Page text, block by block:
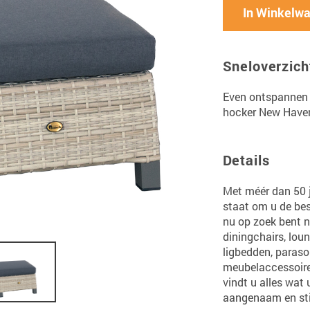
In
Even
hocker New
Details
Met méér dan
staat om u de
nu op zoek bent
diningchairs,
ligbedden,
vindt u alles wat
aangenaam en